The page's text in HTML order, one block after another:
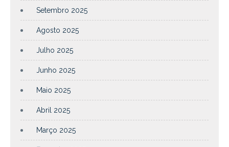
Setembro 2025
Agosto 2025
Julho 2025
Junho 2025
Maio 2025
Abril 2025
Março 2025